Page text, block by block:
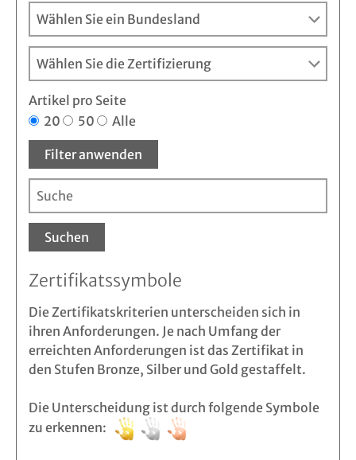
Artikel pro Seite
20
50 Alle
Filter anwenden
Suchen
Zertifikatssymbole
Die Zertifikatskriterien unterscheiden sich in
ihren Anforderungen. Je nach Umfang der
erreichten Anforderungen ist das Zertifikat in
den Stufen Bronze, Silber und Gold gestaffelt.
Die Unterscheidung ist durch folgende Symbole
zu erkennen: